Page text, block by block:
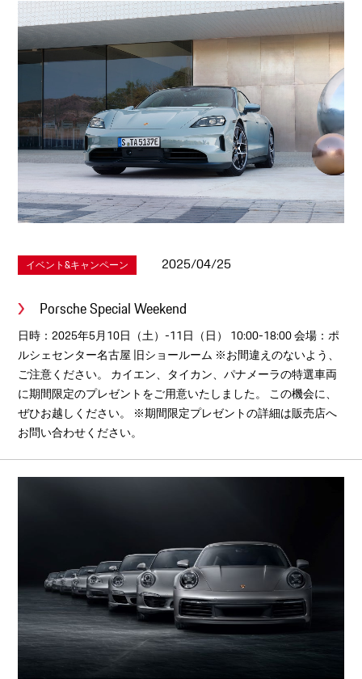
イベント&キャンペーン 2025/04/25
Porsche Special Weekend
日時：2025年5月10日（土）-11日（日） 10:00-18:00 会場：ポ
ルシェセンター名古屋 旧ショールーム ※お間違えのないよう、
ご注意ください。 カイエン、タイカン、パナメーラの特選車両
に期間限定のプレゼントをご用意いたしました。 この機会に、
ぜひお越しください。 ※期間限定プレゼントの詳細は販売店へ
お問い合わせください。